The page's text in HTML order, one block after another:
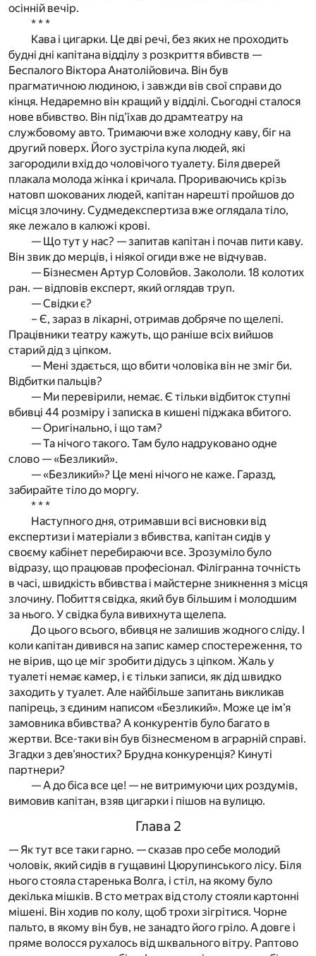
осінній вечір.
* * *
Кава і цигарки. Це дві речі, без яких не проходить
будні дні капітана відділу з розкриття вбивств —
Беспалого Віктора Анатолійовича. Він був
прагматичною людиною, і завжди вів свої справи до
кінця. Недаремно він кращий у відділі. Сьогодні сталося
нове вбивство. Він під’їхав до драмтеатру на
службовому авто. Тримаючи вже холодну каву, біг на
другий поверх. Його зустріла купа людей, які
загородили вхід до чоловічого туалету. Біля дверей
плакала молода жінка і кричала. Прориваючись крізь
натовп шокованих людей, капітан нарешті пройшов до
місця злочину. Судмедекспертиза вже оглядала тіло,
яке лежало в калюжі крові.
— Що тут у нас? — запитав капітан і почав пити каву.
Він звик до мерців, і ніякої огиди вже не відчував.
— Бізнесмен Артур Соловйов. Закололи. 18 колотих
ран. — відповів експерт, який оглядав труп.
— Свідки є?
– Є, зараз в лікарні, отримав добряче по щелепі.
Працівники театру кажуть, що раніше всіх вийшов
старий дід з ціпком.
— Мені здається, що вбити чоловіка він не зміг би.
Відбитки пальців?
— Ми перевірили, немає. Є тільки відбиток ступні
вбивці 44 розміру і записка в кишені піджака вбитого.
— Оригінально, і що там?
— Та нічого такого. Там було надруковано одне
слово — «Безликий».
— «Безликий»? Це мені нічого не каже. Гаразд,
забирайте тіло до моргу.
* * *
Наступного дня, отримавши всі висновки від
експертизи і матеріали з вбивства, капітан сидів у
своєму кабінет перебираючи все. Зрозуміло було
відразу, що працював професіонал. Філігранна точність
в часі, швидкість вбивства і майстерне зникнення з місця
злочину. Побиття свідка, який був більшим і молодшим
за нього. У свідка була вивихнута щелепа.
До цього всього, вбивця не залишив жодного сліду. І
коли капітан дивився на запис камер спостереження, то
не вірив, що це міг зробити дідусь з ціпком. Жаль у
туалеті немає камер, і є тільки записи, як дід швидко
заходить у туалет. Але найбільше запитань викликав
папірець, з єдиним написом «Безликий». Може це ім’я
замовника вбивства? А конкурентів було багато в
жертви. Все-таки він був бізнесменом в аграрній справі.
Згадки з дев’яностих? Брудна конкуренція? Кинуті
партнери?
— А до біса все це! — не витримуючи цих роздумів,
вимовив капітан, взяв цигарки і пішов на вулицю.
Глава 2
— Як тут все таки гарно. — сказав про себе молодий
чоловік, який сидів в гущавині Цюрупинського лісу. Біля
нього стояла старенька Волга, і стіл, на якому було
декілька мішків. В сто метрах від столу стояли картонні
мішені. Він ходив по колу, щоб трохи зігрітися. Чорне
пальто, в якому він був, не занадто його гріло. А довге і
пряме волосся рухалось від шквального вітру. Раптово